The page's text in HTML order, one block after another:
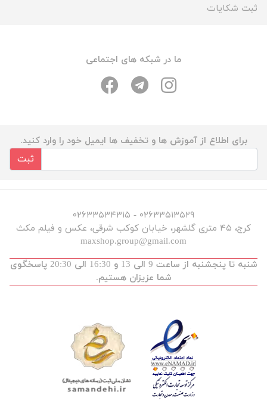
ثبت شکایات
ما در شبکه های اجتماعی
برای اطلاع از آموزش ها و تخفیف ها ایمیل خود را وارد کنید.
ثبت
۰۲۶۳۳۵۱۳۵۲۹ - ۰۲۶۳۳۵۳۴۳۱۵
کرج، ۴۵ متری گلشهر، خیابان کوکب شرقی، عکس و فیلم مکث
maxshop.group@gmail.com
شنبه تا پنجشنبه از ساعت 9 الی 13 و 16:30 الی 20:30 پاسخگوی
شما عزیزان هستیم.